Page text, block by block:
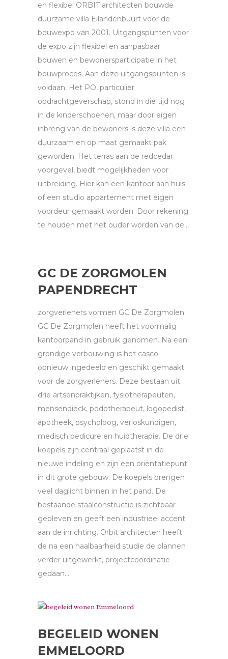
en flexibel ORBIT architecten bouwde
duurzame villa Eilandenbuurt voor de
bouwexpo van 2001. Uitgangspunten voor
de expo zijn flexibel en aanpasbaar
bouwen en bewonersparticipatie in het
bouwproces. Aan deze uitgangspunten is
voldaan. Het PO, particulier
opdrachtgeverschap, stond in die tijd nog
in de kinderschoenen, maar door eigen
inbreng van de bewoners is deze villa een
duurzaam en op maat gemaakt pak
geworden. Het terras aan de redcedar
voorgevel, biedt mogelijkheden voor
uitbreiding. Hier kan een kantoor aan huis
of een studio appartement met eigen
voordeur gemaakt worden. Door rekening
te houden met het ouder worden van de...
GC DE ZORGMOLEN
PAPENDRECHT
zorgverleners vormen GC De Zorgmolen
GC De Zorgmolen heeft het voormalig
kantoorpand in gebruik genomen. Na een
grondige verbouwing is het casco
opnieuw ingedeeld en geschikt gemaakt
voor de zorgverleners. Deze bestaan uit
drie artsenpraktijken, fysiotherapeuten,
mensendieck, podotherapeut, logopedist,
apotheek, psycholoog, verloskundigen,
medisch pedicure en huidtherapie. De drie
koepels zijn centraal geplaatst in de
nieuwe indeling en zijn een oriëntatiepunt
in dit grote gebouw. De koepels brengen
veel daglicht binnen in het pand. De
bestaande staalconstructie is zichtbaar
gebleven en geeft een industrieel accent
aan de inrichting. Orbit architecten heeft
de na een haalbaarheid studie de plannen
verder uitgewerkt, projectcoördinatie
gedaan...
BEGELEID WONEN
EMMELOORD